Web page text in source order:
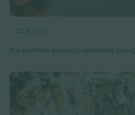
2024 12 12
Kai šventinis šurmulys nebeteikia